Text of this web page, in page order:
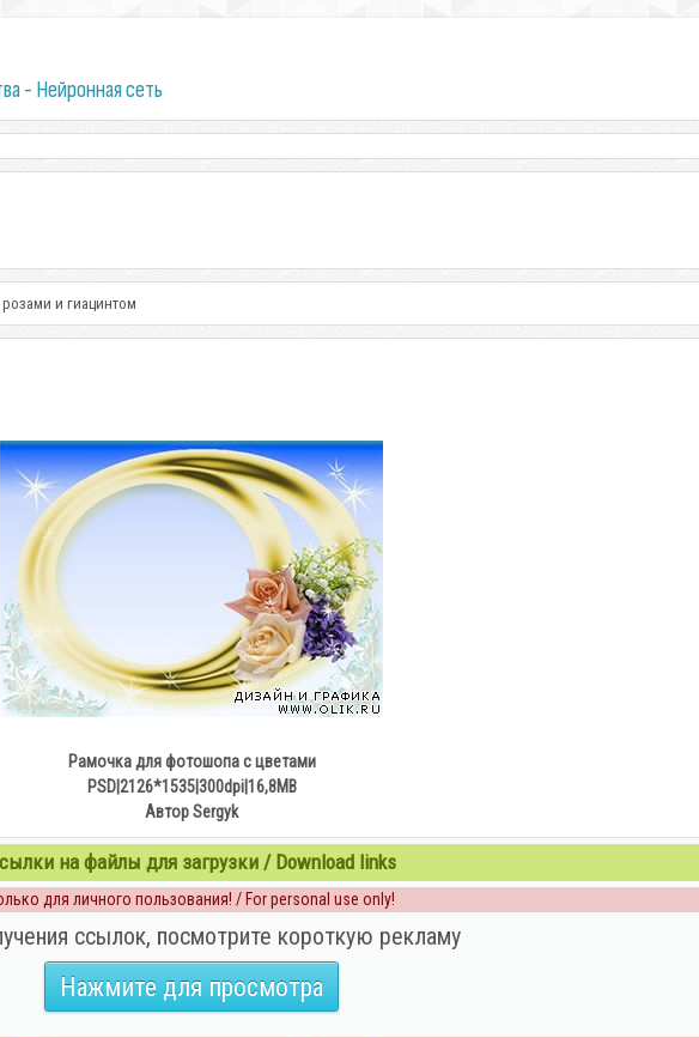
- Нейронная сеть
розами и гиацинтом
Рамочка для фотошопа с цветами
PSD|2126*1535|300dpi|16,8MB
Автор Sergyk
на файлы для загрузки / Download links
для личного пользования! / For personal use only!
ссылок, посмотрите короткую рекламу
Нажмите для просмотра